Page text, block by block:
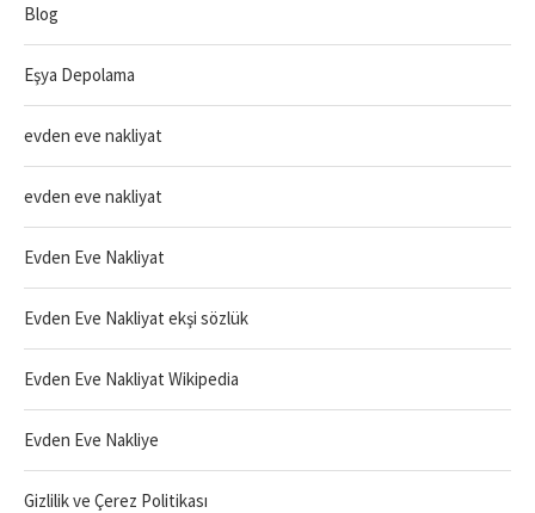
Blog
Eşya Depolama
evden eve nakliyat
evden eve nakliyat
Evden Eve Nakliyat
Evden Eve Nakliyat ekşi sözlük
Evden Eve Nakliyat Wikipedia
Evden Eve Nakliye
Gizlilik ve Çerez Politikası